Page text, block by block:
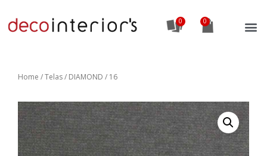
0
Home /Telas/ DIAMOND / 16